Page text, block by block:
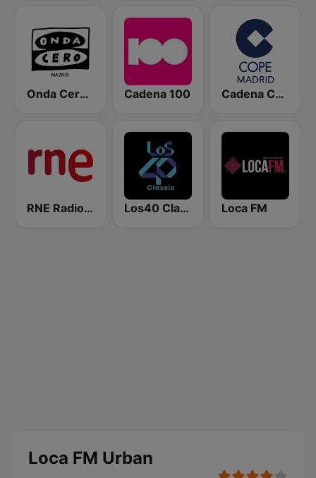
Onda Cero Madrid Cadena 100 Cadena COPE Madrid
RNE Radio Nacional Los40 Classic Loca FM
Loca FM Urban